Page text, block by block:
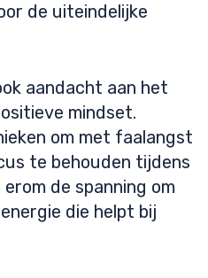
de uiteindelijke
aandacht aan het
mindset.
om met faalangst
te behouden tijdens
de spanning om
die helpt bij